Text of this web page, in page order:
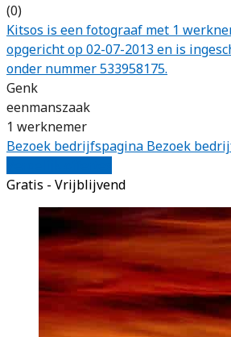
(0)
Kitsos is een fotograaf met 1
opgericht op 02-07-2013 en is
onder nummer 533958175.
Genk
eenmanszaak
1 werknemer
Bezoek bedrijfspagina Bezoek
Gratis - Vrijblijvend